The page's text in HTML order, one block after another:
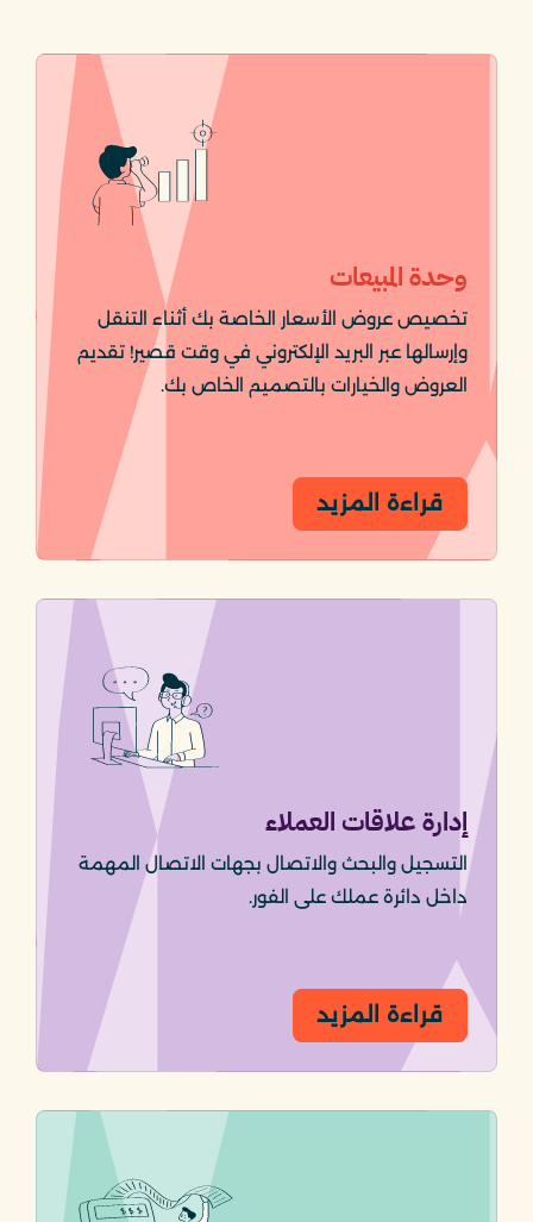
وحدة المبيعات
تخصيص عروض الأسعار الخاصة بك أثناء التنقل
وإرسالها عبر البريد الإلكتروني في وقت قصير! تقديم
العروض والخيارات بالتصميم الخاص بك.
قراءة المزيد
إدارة علاقات العملاء
التسجيل والبحث والاتصال بجهات الاتصال المهمة
داخل دائرة عملك على الفور.
قراءة المزيد